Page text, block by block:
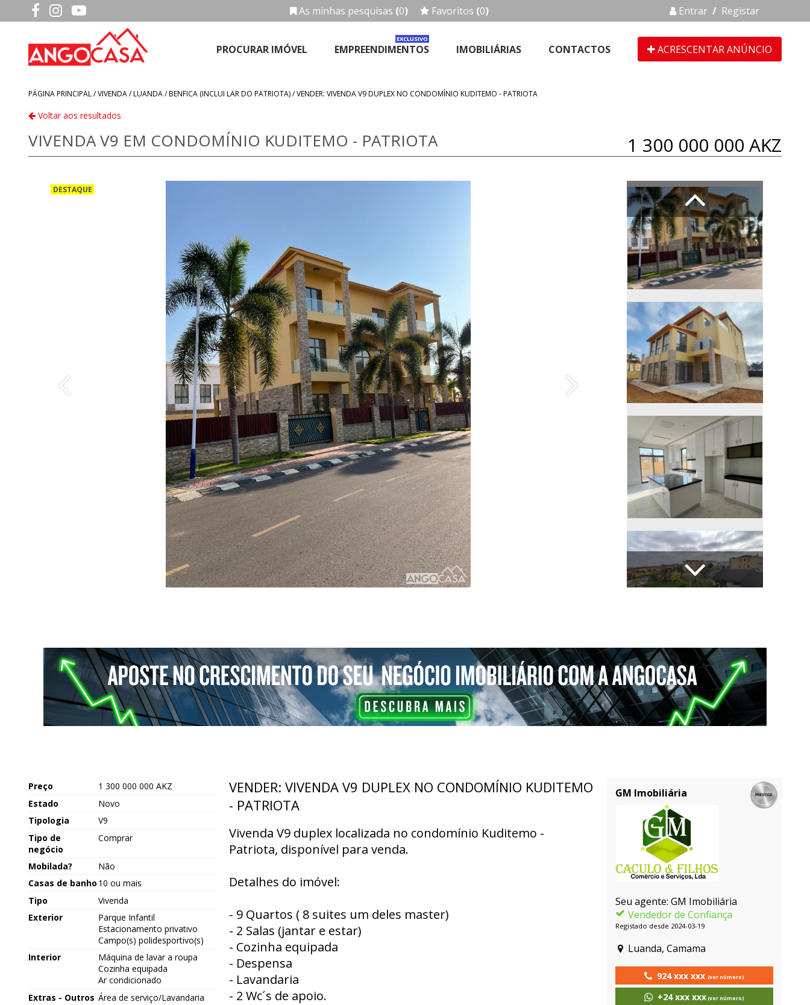
As minhas pesquisas (0) Favoritos (0) Entrar / Registar
PROCURAR IMÓVEL EMPREENDIMENTOS
EXCLUSIVO
IMOBILIÁRIAS CONTACTOS ACRESCENTAR ANÚNCIO
PÁGINA PRINCIPAL /VIVENDA/LUANDA/BENFICA (INCLUI LAR DO PATRIOTA)/VENDER: VIVENDA V9 DUPLEX NO CONDOMÍNIO KUDITEMO - PATRIOTA
Voltar aos resultados
1 300 000 000 AKZ
VIVENDA V9 EM CONDOMÍNIO KUDITEMO - PATRIOTA
Preço
1 300 000 000 AKZ
Estado
Novo
Tipologia
V9
Tipo de
negócio
Comprar
Mobilada?
Não
Casas de banho 10 ou mais
Tipo
Vivenda
Exterior
Parque Infantil
Estacionamento privativo
Campo(s) polidesportivo(s)
Interior
Máquina de lavar a roupa
Cozinha equipada
Ar condicionado
Extras - Outros Área de serviço/Lavandaria
VENDER: VIVENDA V9 DUPLEX NO CONDOMÍNIO KUDITEMO
- PATRIOTA
Vivenda V9 duplex localizada no condomínio Kuditemo -
Patriota, disponível para venda.
Detalhes do imóvel:
- 9 Quartos ( 8 suites um deles master)
- 2 Salas (jantar e estar)
- Cozinha equipada
- Despensa
- Lavandaria
- 2 Wc´s de apoio.
GM Imobiliária
Seu agente: GM Imobiliária
Vendedor de Confiança
Registado desde 2024-03-19
Luanda, Camama
924 xxx xxx(ver número)
+24 xxx xxx(ver número)